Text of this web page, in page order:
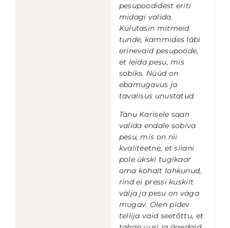
pesupoodidest eriti
midagi valida.
Kulutasin mitmeid
tunde, kammides läbi
erinevaid pesupoode,
et leida pesu, mis
sobiks. Nüüd on
ebamugavus ja
tavalisus unustatud.
Tänu Karisele saan
valida endale sobiva
pesu, mis on nii
kvaliteetne, et siiani
pole ükski tugikaar
oma kohalt lahkunud,
rind ei pressi kuskilt
välja ja pesu on väga
mugav. Olen pidev
tellija vaid seetõttu, et